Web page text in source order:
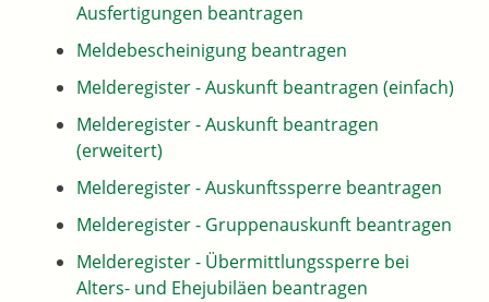
Ausfertigungen beantragen
Meldebescheinigung beantragen
Melderegister - Auskunft beantragen (einfach)
Melderegister - Auskunft beantragen
(erweitert)
Melderegister - Auskunftssperre beantragen
Melderegister - Gruppenauskunft beantragen
Melderegister - Übermittlungssperre bei
Alters- und Ehejubiläen beantragen